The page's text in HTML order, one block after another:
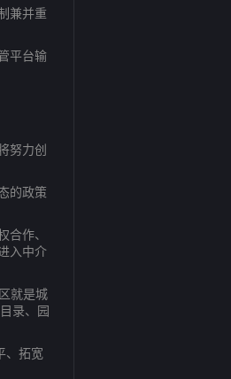
兼并重
平台输
努力创
的政策
作、
入中介
就是城
录、园
、拓宽